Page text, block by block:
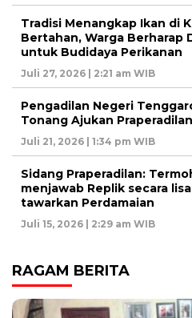
Tradisi Menangkap Ikan di
Bertahan, Warga Berharap
untuk Budidaya Perikanan
Juli 27, 2026 | 2:21 am WIB
Pengadilan Negeri
Tonang Ajukan
Juli 21, 2026 | 1:34 pm WIB
Sidang Praperadilan:
menjawab Replik secara
tawarkan Perdamaian
Juli 15, 2026 | 2:29 am WIB
RAGAM BERITA